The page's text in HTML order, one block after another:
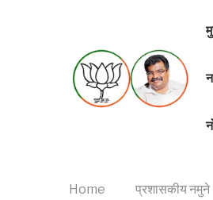
Home प्रशासकीय नमुने